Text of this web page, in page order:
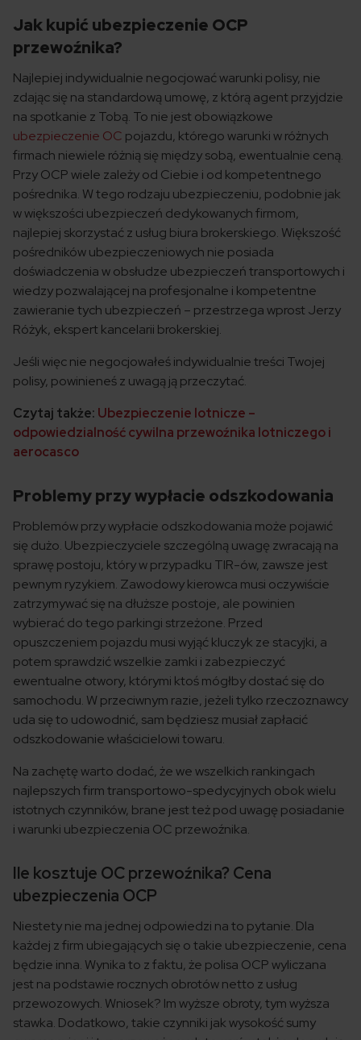
Jak kupić ubezpieczenie OCP
przewoźnika?
Najlepiej indywidualnie negocjować warunki polisy, nie
zdając się na standardową umowę, z którą agent przyjdzie
na spotkanie z Tobą. To nie jest obowiązkowe
ubezpieczenie OC pojazdu, którego warunki w różnych
firmach niewiele różnią się między sobą, ewentualnie ceną.
Przy OCP wiele zależy od Ciebie i od kompetentnego
pośrednika. W tego rodzaju ubezpieczeniu, podobnie jak
w większości ubezpieczeń dedykowanych firmom,
najlepiej skorzystać z usług biura brokerskiego. Większość
pośredników ubezpieczeniowych nie posiada
doświadczenia w obsłudze ubezpieczeń transportowych i
wiedzy pozwalającej na profesjonalne i kompetentne
zawieranie tych ubezpieczeń – przestrzega wprost Jerzy
Różyk, ekspert kancelarii brokerskiej.
Jeśli więc nie negocjowałeś indywidualnie treści Twojej
polisy, powinieneś z uwagą ją przeczytać.
Czytaj także: Ubezpieczenie lotnicze –
odpowiedzialność cywilna przewoźnika lotniczego i
aerocasco
Problemy przy wypłacie odszkodowania
Problemów przy wypłacie odszkodowania może pojawić
się dużo. Ubezpieczyciele szczególną uwagę zwracają na
sprawę postoju, który w przypadku TIR-ów, zawsze jest
pewnym ryzykiem. Zawodowy kierowca musi oczywiście
zatrzymywać się na dłuższe postoje, ale powinien
wybierać do tego parkingi strzeżone. Przed
opuszczeniem pojazdu musi wyjąć kluczyk ze stacyjki, a
potem sprawdzić wszelkie zamki i zabezpieczyć
ewentualne otwory, którymi ktoś mógłby dostać się do
samochodu. W przeciwnym razie, jeżeli tylko rzeczoznawcy
uda się to udowodnić, sam będziesz musiał zapłacić
odszkodowanie właścicielowi towaru.
Na zachętę warto dodać, że we wszelkich rankingach
najlepszych firm transportowo-spedycyjnych obok wielu
istotnych czynników, brane jest też pod uwagę posiadanie
i warunki ubezpieczenia OC przewoźnika.
Ile kosztuje OC przewoźnika? Cena
ubezpieczenia OCP
Niestety nie ma jednej odpowiedzi na to pytanie. Dla
każdej z firm ubiegających się o takie ubezpieczenie, cena
będzie inna. Wynika to z faktu, że polisa OCP wyliczana
jest na podstawie rocznych obrotów netto z usług
przewozowych. Wniosek? Im wyższe obroty, tym wyższa
stawka. Dodatkowo, takie czynniki jak wysokość sumy